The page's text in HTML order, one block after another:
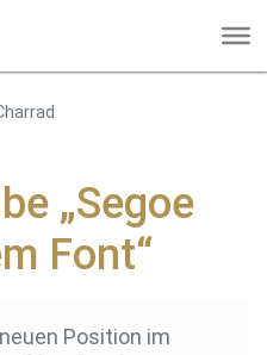
„Segoe
Font“
Position im